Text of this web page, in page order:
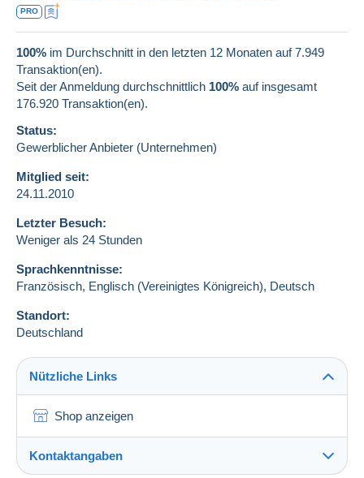
PRO
100% im Durchschnitt in den letzten 12 Monaten auf 7.949
Transaktion(en).
Seit der Anmeldung durchschnittlich 100% auf insgesamt
176.920 Transaktion(en).
Status:
Gewerblicher Anbieter (Unternehmen)
Mitglied seit:
24.11.2010
Letzter Besuch:
Weniger als 24 Stunden
Sprachkenntnisse:
Französisch, Englisch (Vereinigtes Königreich), Deutsch
Standort:
Deutschland
Nützliche Links
Shop anzeigen
Kontaktangaben